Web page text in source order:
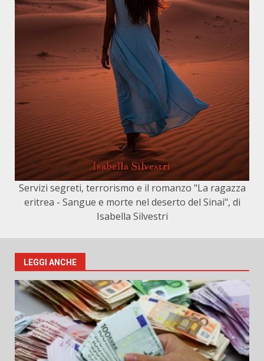
Servizi segreti, terrorismo e il romanzo "La ragazza
eritrea - Sangue e morte nel deserto del Sinai", di
Isabella Silvestri
LEGGI ANCHE